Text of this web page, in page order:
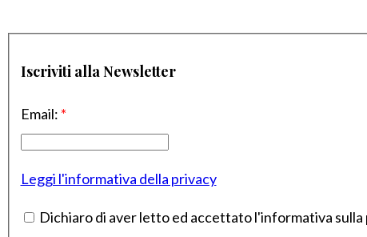
Iscriviti alla Newsletter
Email: *
Leggi l'informativa della privacy
Dichiaro di aver letto ed accettato l'informativa sulla